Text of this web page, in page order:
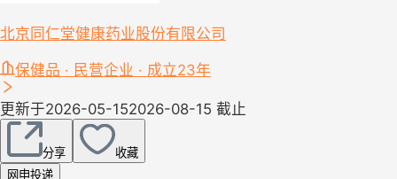
北京同仁堂健康药业股份有限公司
保健品 · 民营企业 · 成立23年
更新于2026-05-152026-08-15 截止
分享
收藏
网申投递